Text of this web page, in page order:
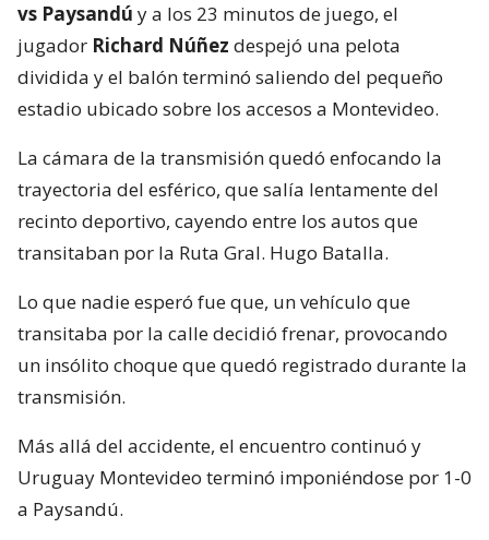
vs Paysandú y a los 23 minutos de juego, el
jugador Richard Núñez despejó una pelota
dividida y el balón terminó saliendo del pequeño
estadio ubicado sobre los accesos a Montevideo.
La cámara de la transmisión quedó enfocando la
trayectoria del esférico, que salía lentamente del
recinto deportivo, cayendo entre los autos que
transitaban por la Ruta Gral. Hugo Batalla.
Lo que nadie esperó fue que, un vehículo que
transitaba por la calle decidió frenar, provocando
un insólito choque que quedó registrado durante la
transmisión.
Más allá del accidente, el encuentro continuó y
Uruguay Montevideo terminó imponiéndose por 1-0
a Paysandú.